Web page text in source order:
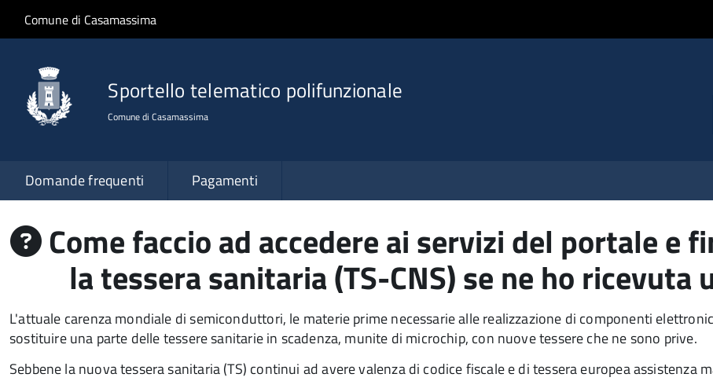
Salta al contenuto principale
Skip to site navigation
Comune di Casamassima
Sportello telematico polifunzionale
Comune di Casamassima
Domande frequenti Pagamenti
Come faccio ad accedere ai servizi del portale e
la tessera sanitaria (TS-CNS) se ne ho ricevuta
L'attuale carenza mondiale di semiconduttori, le materie prime necessarie alle realizzazione di componenti
sostituire una parte delle tessere sanitarie in scadenza, munite di microchip, con nuove tessere che ne sono prive.
Sebbene la nuova tessera sanitaria (TS) continui ad avere valenza di codice fiscale e di tessera europea assistenza